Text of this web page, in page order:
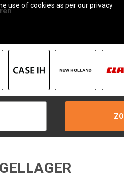
use of cookies as per our privacy